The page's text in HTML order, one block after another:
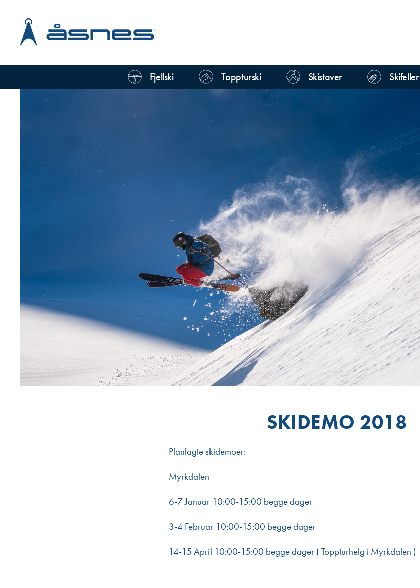
Fjellski Toppturski Skistaver Skifeller
SKIDEMO 2018
Planlagte skidemoer:
Myrkdalen
6-7 Januar 10:00-15:00 begge dager
3-4 Februar 10:00-15:00 begge dager
14-15 April 10:00-15:00 begge dager ( Toppturhelg i Myrkdalen )